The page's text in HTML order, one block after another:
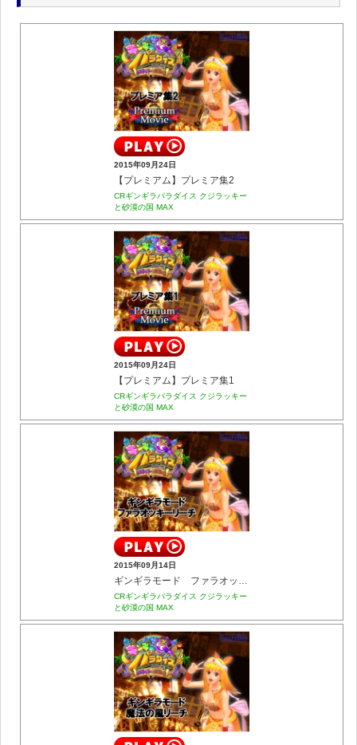
2015年09月24日
【プレミアム】プレミア集2
CRギンギラパラダイス クジラッキー
と砂漠の国 MAX
2015年09月24日
【プレミアム】プレミア集1
CRギンギラパラダイス クジラッキー
と砂漠の国 MAX
2015年09月14日
ギンギラモード ファラオッキーリーチ
CRギンギラパラダイス クジラッキー
と砂漠の国 MAX